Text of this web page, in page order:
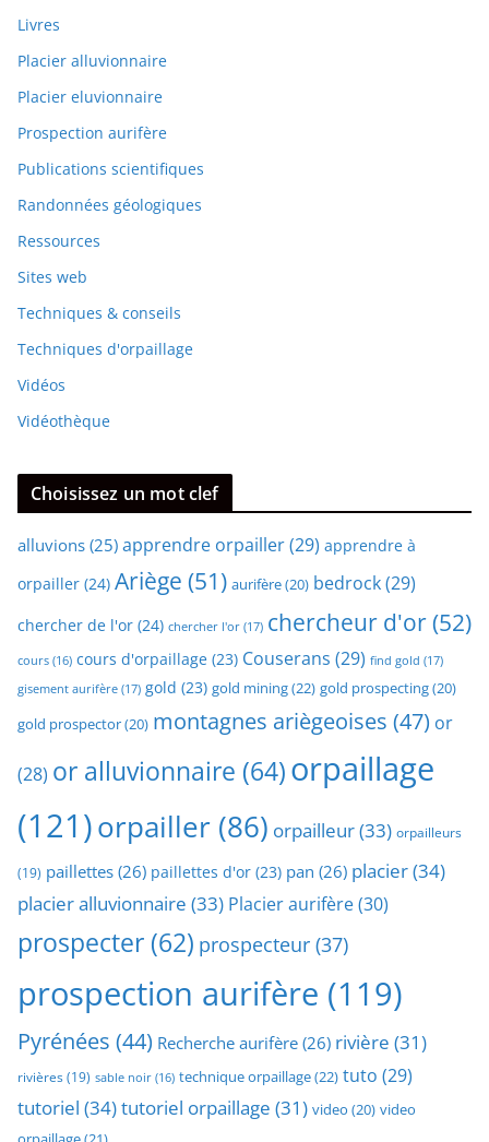
Livres
Placier alluvionnaire
Placier eluvionnaire
Prospection aurifère
Publications scientifiques
Randonnées géologiques
Ressources
Sites web
Techniques & conseils
Techniques d'orpaillage
Vidéos
Vidéothèque
Choisissez un mot clef
alluvions (25) apprendre orpailler(29) apprendre à
orpailler (24) Ariège (51) aurifère(20) bedrock(29)
chercher de l'or (24) chercher l'or (17) chercheur d'or(52)
cours (16) cours d'orpaillage (23) Couserans (29) find gold (17)
gisement aurifère (17) gold (23) gold mining(22) gold prospecting(20)
gold prospector(20) montagnes ariègeoises (47) or
(28) or alluvionnaire (64)orpaillage
(121)orpailler (86) orpailleur(33) orpailleurs
(19) paillettes (26) paillettes d'or (23) pan (26) placier(34)
placier alluvionnaire (33) Placier aurifère(30)
prospecter (62) prospecteur (37)
prospection aurifère (119)
Pyrénées (44) Recherche aurifère (26) rivière (31)
rivières(19) sable noir (16) technique orpaillage(22) tuto (29)
tutoriel (34)tutoriel orpaillage (31) video (20) video